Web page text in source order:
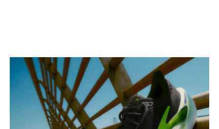
Play
Video